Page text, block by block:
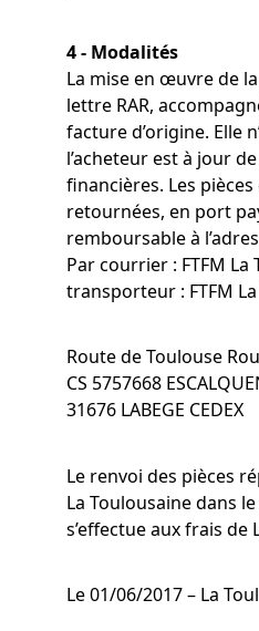
4 - Modalités
La mise en œuvre de
lettre RAR,
facture d’origine. Elle
l’acheteur est à jour
financières. Les
retournées, en port
remboursable à
Par courrier : FTFM
transporteur : FTFM
Route de Toulouse
CS 5757668
31676 LABEGE CEDEX
Le renvoi des pièces
La Toulousaine dans
s’effectue aux frais de
Le 01/06/2017 – La